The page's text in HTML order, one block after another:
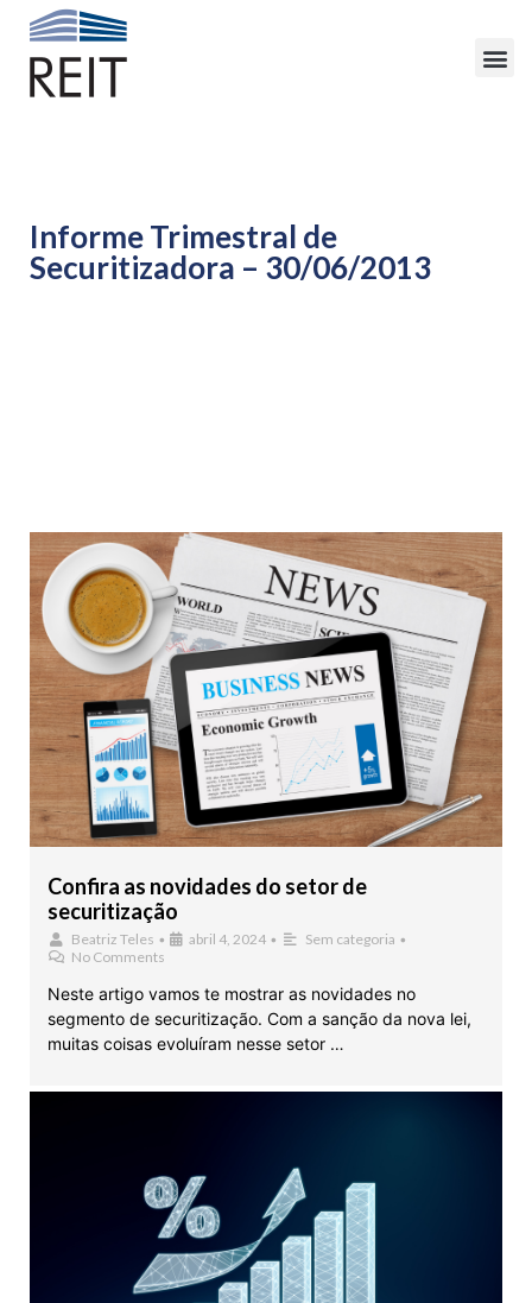
Informe Trimestral de
Securitizadora – 30/06/2013
Confira as novidades do setor de
securitização
Beatriz Teles • abril 4, 2024 • Sem categoria •
No Comments
Neste artigo vamos te mostrar as novidades no
segmento de securitização. Com a sanção da nova lei,
muitas coisas evoluíram nesse setor …